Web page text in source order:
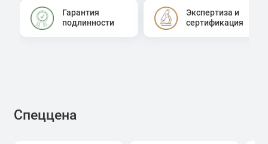
Гарантия
подлинности
Экспертиза и
сертификация
Спеццена